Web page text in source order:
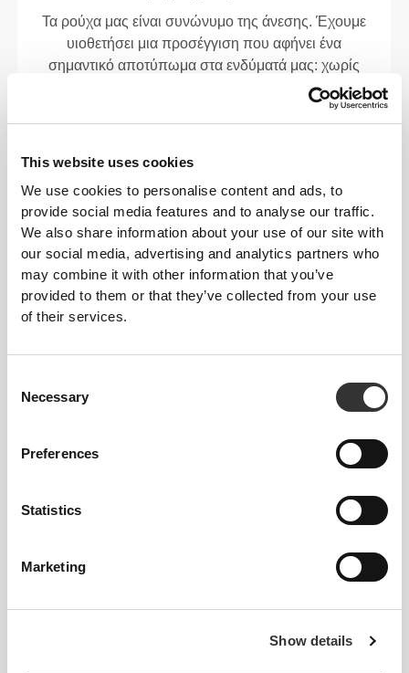
This website uses cookies
We use cookies to personalise content and ads, to
provide social media features and to analyse our traffic.
We also share information about your use of our site with
our social media, advertising and analytics partners who
may combine it with other information that you’ve
provided to them or that they’ve collected from your use
of their services.
Selection
Necessary
Preferences
Statistics
Marketing
Show details
Τα ρούχα μας είναι συνώνυμο της άνεσης. Έχουμε
υιοθετήσει μια προσέγγιση που αφήνει ένα
σημαντικό αποτύπωμα στα ενδύματά μας: χωρίς
ραφές! Χωρίς ραμμένη ετικέτα, η ένδυση γίνεται πιο
άνετη, καθώς δεν προκαλεί ερεθισμό στο δέρμα.
ΣΥΜΒΟΥΛΈΣ ΓΙΑ ΤΑ ΜΕΓΈΘΗ
Αυτό το αντικείμενο
Νιώσε το σώμα σου με κάθε κίνηση που
αναδεικνύει τη σιλουέτα του σώματός
μέρα, αυτό είναι το σύνθημα.